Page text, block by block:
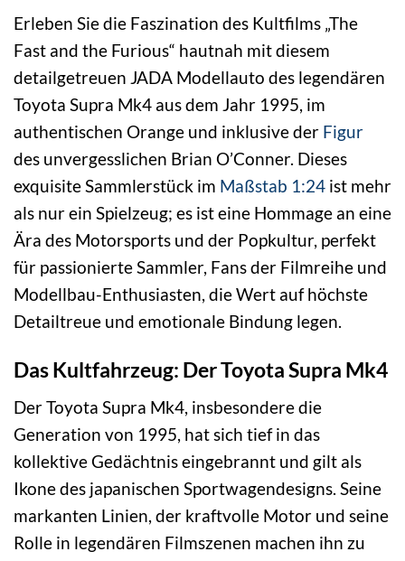
Erleben Sie die Faszination des Kultfilms „The
Fast and the Furious“ hautnah mit diesem
detailgetreuen JADA Modellauto des legendären
Toyota Supra Mk4 aus dem Jahr 1995, im
authentischen Orange und inklusive der Figur
des unvergesslichen Brian O’Conner. Dieses
exquisite Sammlerstück im Maßstab 1:24 ist mehr
als nur ein Spielzeug; es ist eine Hommage an eine
Ära des Motorsports und der Popkultur, perfekt
für passionierte Sammler, Fans der Filmreihe und
Modellbau-Enthusiasten, die Wert auf höchste
Detailtreue und emotionale Bindung legen.
Das Kultfahrzeug: Der Toyota Supra Mk4
Der Toyota Supra Mk4, insbesondere die
Generation von 1995, hat sich tief in das
kollektive Gedächtnis eingebrannt und gilt als
Ikone des japanischen Sportwagendesigns. Seine
markanten Linien, der kraftvolle Motor und seine
Rolle in legendären Filmszenen machen ihn zu